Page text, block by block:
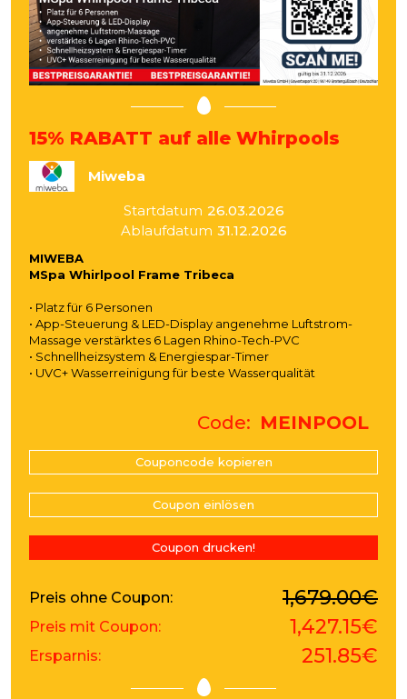
15% RABATT auf alle Whirpools
Miweba
Startdatum 26.03.2026
Ablaufdatum 31.12.2026
MIWEBA
MSpa Whirlpool Frame Tribeca
• Platz für 6 Personen
• App-Steuerung & LED-Display angenehme Luftstrom-
Massage verstärktes 6 Lagen Rhino-Tech-PVC
• Schnellheizsystem & Energiespar-Timer
• UVC+ Wasserreinigung für beste Wasserqualität
Code MEINPOOL
Couponcode kopieren
Coupon einlösen
Coupon drucken!
Preis ohne Coupon 1,679.00€
Preis mit Coupon 1,427.15€
Ersparnis 251.85€